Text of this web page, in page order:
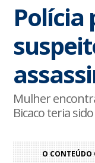
Polícia
Mulher
Bicaco teria
O CONTEÚDO